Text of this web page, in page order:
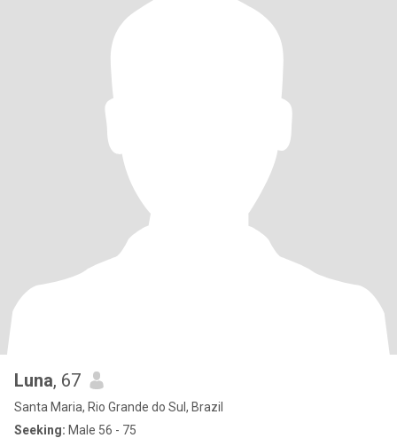
Luna, 67
Santa Maria, Rio Grande do Sul, Brazil
Seeking: Male 56 - 75